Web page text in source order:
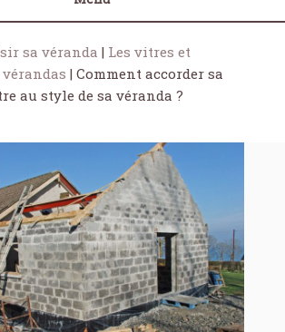
sa véranda | Les vitres et
| Comment accorder sa
au style de sa véranda ?